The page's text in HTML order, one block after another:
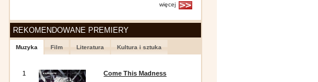
więcej
REKOMENDOWANE PREMIERY
Muzyka Film Literatura Kultura i sztuka
1
Come This Madness